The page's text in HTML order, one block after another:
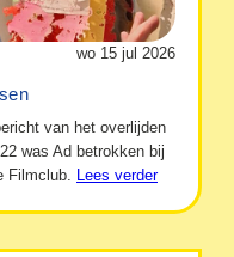
wo 15 jul 2026
van het overlijden
was Ad betrokken bij
Filmclub. Lees verder